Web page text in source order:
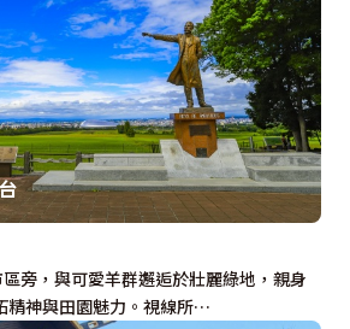
旁，與可愛羊群邂逅於壯麗綠地，親身
精神與田園魅力。視線所…